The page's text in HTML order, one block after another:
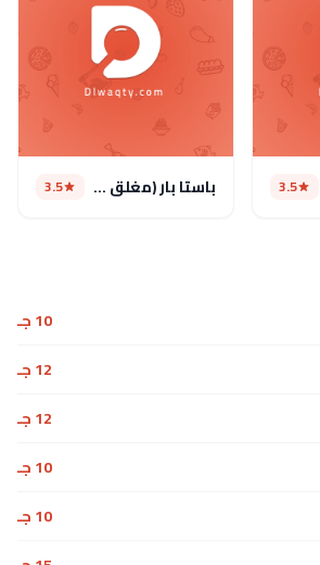
3.5 باستا بار (مغلق مؤقتا) 3.5
10 جـ
12 جـ
12 جـ
10 جـ
10 جـ